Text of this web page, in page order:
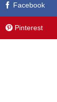
Facebook
Pinterest